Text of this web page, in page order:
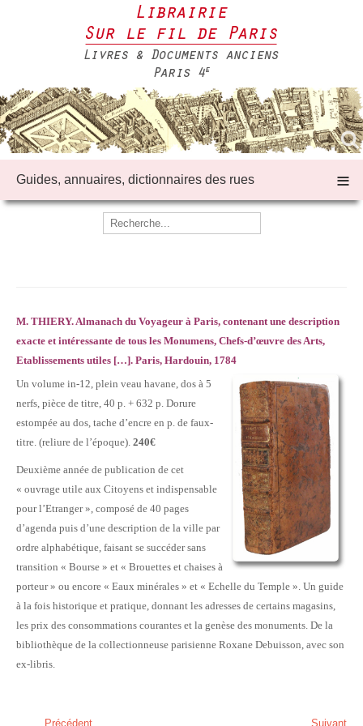
Guides, annuaires, dictionnaires des rues ≡
M. THIERY. Almanach du Voyageur à Paris, contenant une description
exacte et intéressante de tous les Monumens, Chefs-d’œuvre des Arts,
Etablissements utiles […]. Paris, Hardouin, 1784
Un volume in-12, plein veau havane, dos à 5
nerfs, pièce de titre, 40 p. + 632 p. Dorure
estompée au dos, tache d’encre en p. de faux-
titre. (reliure de l’époque). 240€
Deuxième année de publication de cet
« ouvrage utile aux Citoyens et indispensable
pour l’Etranger », composé de 40 pages
d’agenda puis d’une description de la ville par
ordre alphabétique, faisant se succéder sans
transition « Bourse » et « Brouettes et chaises à
porteur » ou encore « Eaux minérales » et « Echelle du Temple ». Un guide
à la fois historique et pratique, donnant les adresses de certains magasins,
les prix des consommations courantes et la genèse des monuments. De la
bibliothèque de la collectionneuse parisienne Roxane Debuisson, avec son
ex-libris.
Précédent Suivant